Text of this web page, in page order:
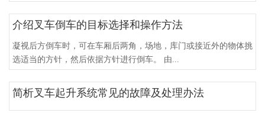
介绍叉车倒车的目标选择和操作方法
凝视后方倒车时，可在车厢后两角，场地，库门或接近外的物体挑
选适当的方针，然后依据方针进行倒车。 由...
简析叉车起升系统常见的故障及处理办法